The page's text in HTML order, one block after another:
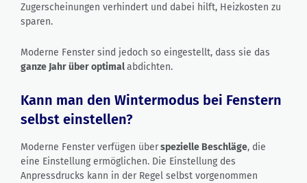
Zugerscheinungen verhindert und dabei hilft, Heizkosten zu
sparen.
Moderne Fenster sind jedoch so eingestellt, dass sie das
ganze Jahr über optimalabdichten.
Kann man den Wintermodus bei Fenstern
selbst einstellen?
Moderne Fenster verfügen überspezielle Beschläge, die
eine Einstellung ermöglichen. Die Einstellung des
Anpressdrucks kann in der Regel selbst vorgenommen